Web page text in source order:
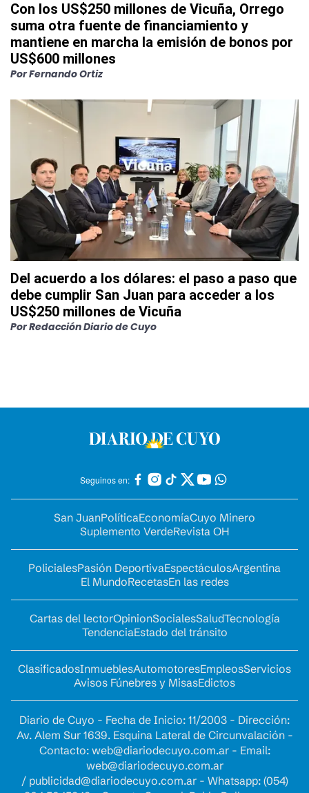
Con los US$250 millones de Vicuña, Orrego
suma otra fuente de financiamiento y
mantiene en marcha la emisión de bonos por
US$600 millones
PorFernando Ortiz
Del acuerdo a los dólares: el paso a paso que
debe cumplir San Juan para acceder a los
US$250 millones de Vicuña
PorRedacción Diario de Cuyo
Seguinos en:
San JuanPolíticaEconomíaCuyo Minero
Suplemento VerdeRevista OH
PolicialesPasión DeportivaEspectáculosArgentina
El MundoRecetasEn las redes
Cartas del lectorOpinionSocialesSaludTecnología
TendenciaEstado del tránsito
ClasificadosInmueblesAutomotoresEmpleosServicios
Avisos Fúnebres y MisasEdictos
Diario de Cuyo - Fecha de Inicio: 11/2003 - Dirección:
Av. Alem Sur 1639. Esquina Lateral de Circunvalación -
Contacto: web@diariodecuyo.com.ar- Email:
web@diariodecuyo.com.ar
/ publicidad@diariodecuyo.com.ar- Whatsapp: (054)